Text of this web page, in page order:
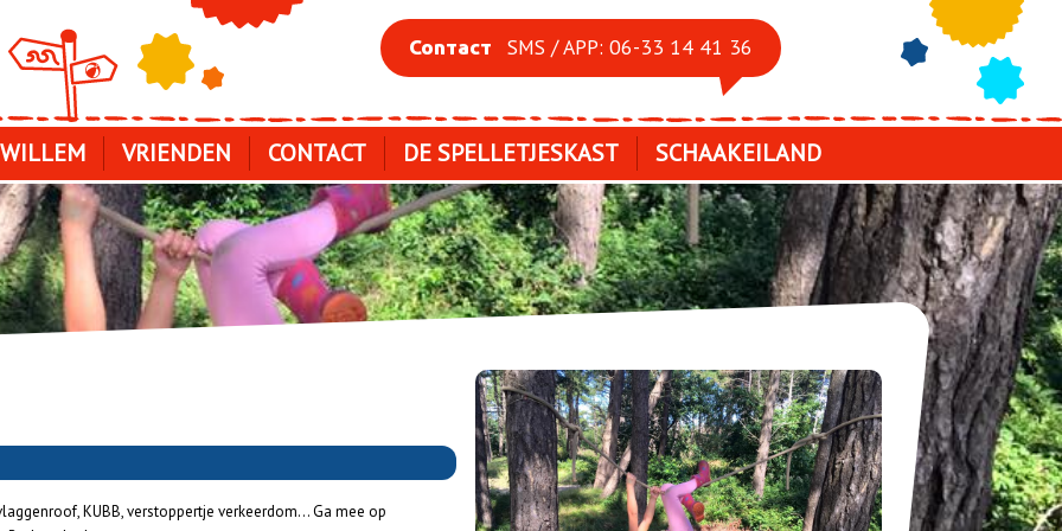
Contact SMS / APP: 06-33 14 41 36
VRIENDEN CONTACT DE SPELLETJESKAST SCHAAKEILAND
KUBB, verstoppertje verkeerdom... Ga mee op